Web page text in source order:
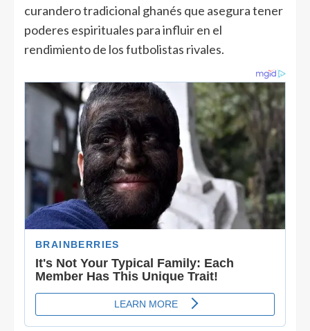
curandero tradicional ghanés que asegura tener
poderes espirituales para influir en el
rendimiento de los futbolistas rivales.